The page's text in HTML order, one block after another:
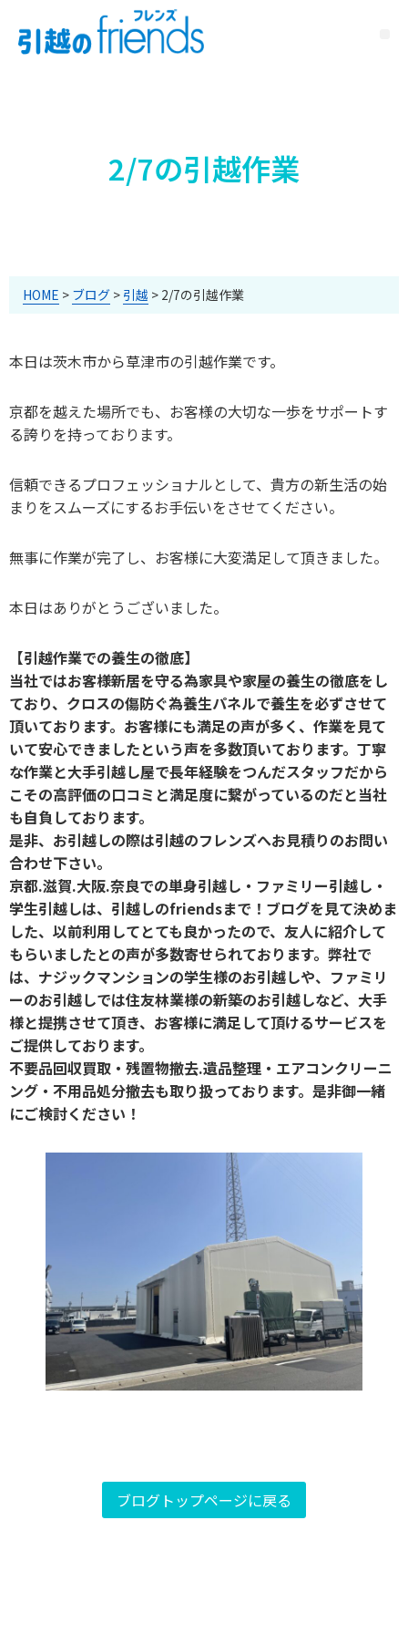
2/7の引越作業
HOME > ブログ > 引越 > 2/7の引越作業
本日は茨木市から草津市の引越作業です。
京都を越えた場所でも、お客様の大切な一歩をサポートす
る誇りを持っております。
信頼できるプロフェッショナルとして、貴方の新生活の始
まりをスムーズにするお手伝いをさせてください。
無事に作業が完了し、お客様に大変満足して頂きました。
本日はありがとうございました。
【引越作業での養生の徹底】
当社ではお客様新居を守る為家具や家屋の養生の徹底をし
ており、クロスの傷防ぐ為養生パネルで養生を必ずさせて
頂いております。お客様にも満足の声が多く、作業を見て
いて安心できましたという声を多数頂いております。丁寧
な作業と大手引越し屋で長年経験をつんだスタッフだから
こその高評価の口コミと満足度に繋がっているのだと当社
も自負しております。
是非、お引越しの際は引越のフレンズへお見積りのお問い
合わせ下さい。
京都.滋賀.大阪.奈良での単身引越し・ファミリー引越し・
学生引越しは、引越しのfriendsまで！ブログを見て決めま
した、以前利用してとても良かったので、友人に紹介して
もらいましたとの声が多数寄せられております。弊社で
は、ナジックマンションの学生様のお引越しや、ファミリ
ーのお引越しでは住友林業様の新築のお引越しなど、大手
様と提携させて頂き、お客様に満足して頂けるサービスを
ご提供しております。
不要品回収買取・残置物撤去.遺品整理・エアコンクリーニ
ング・不用品処分撤去も取り扱っております。是非御一緒
にご検討ください！
ブログトップページに戻る